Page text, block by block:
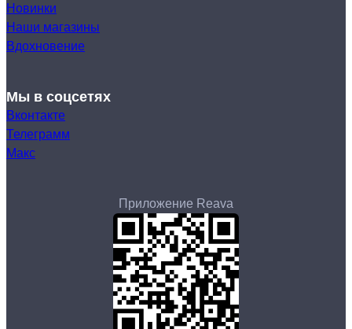
Новинки
Наши магазины
Вдохновение
Мы в соцсетях
Вконтакте
Телеграмм
Макс
Приложение Reava